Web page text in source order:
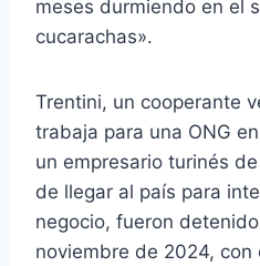
meses durmiendo en el
cucarachas».
Trentini, un cooperante
trabaja para una ONG
un empresario turinés
de llegar al país para
negocio, fueron
noviembre de 2024, con